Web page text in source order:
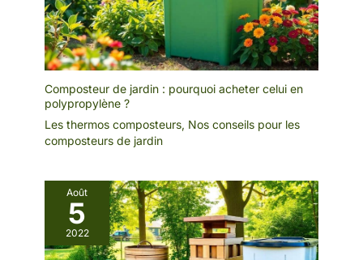
Composteur de jardin : pourquoi acheter celui en
polypropylène ?
Les thermos composteurs, Nos conseils pour les
composteurs de jardin
Août
5
2022